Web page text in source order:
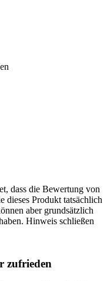
dass die Bewertung von
dieses Produkt tatsächlich
aber grundsätzlich
Hinweis schließen
zufrieden